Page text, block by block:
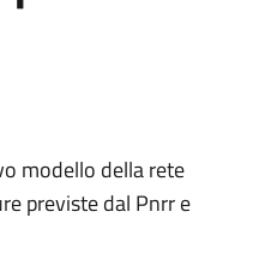
modello della rete
previste dal Pnrr e